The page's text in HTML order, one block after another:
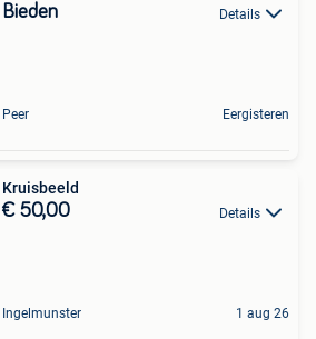
Bieden Details
Peer Eergisteren
Kruisbeeld
€ 50,00 Details
Ingelmunster 1 aug 26